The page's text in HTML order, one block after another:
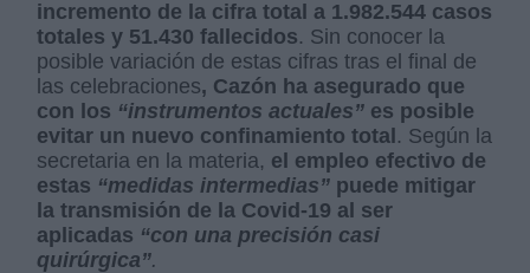
incremento de la cifra total a 1.982.544 casos
totales y 51.430 fallecidos. Sin conocer la
posible variación de estas cifras tras el final de
las celebraciones, Cazón ha asegurado que
con los “instrumentos actuales” es posible
evitar un nuevo confinamiento total. Según la
secretaria en la materia, el empleo efectivo de
estas “medidas intermedias” puede mitigar
la transmisión de la Covid-19 al ser
aplicadas “con una precisión casi
quirúrgica”.